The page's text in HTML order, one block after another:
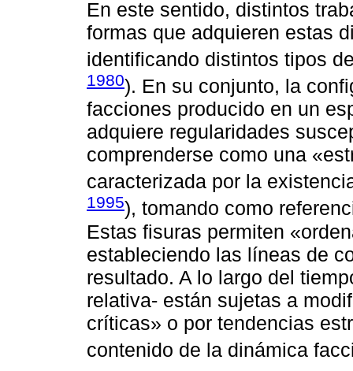
En este sentido, distintos
formas que adquieren estas
identificando distintos tipos
1980). En su conjunto, la
facciones producido en un
adquiere regularidades
comprenderse como una
caracterizada por la
1995), tomando como
Estas fisuras permiten
estableciendo las líneas de
resultado. A lo largo del
relativa- están sujetas a
críticas» o por tendencias
contenido de la dinámica